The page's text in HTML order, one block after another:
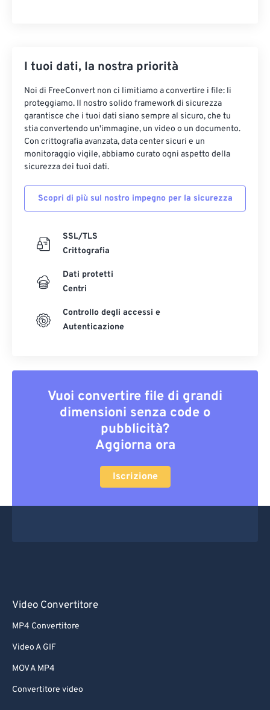
I tuoi dati, la nostra priorità
Noi di FreeConvert non ci limitiamo a convertire i file: li
proteggiamo. Il nostro solido framework di sicurezza
garantisce che i tuoi dati siano sempre al sicuro, che tu
stia convertendo un'immagine, un video o un documento.
Con crittografia avanzata, data center sicuri e un
monitoraggio vigile, abbiamo curato ogni aspetto della
sicurezza dei tuoi dati.
Scopri di più sul nostro impegno per la sicurezza
SSL/TLS
Crittografia
Dati protetti
Centri
Controllo degli accessi e
Autenticazione
Vuoi convertire file di grandi
dimensioni senza code o
pubblicità?
Aggiorna ora
Iscrizione
Video Convertitore
MP4 Convertitore
Video A GIF
MOV A MP4
Convertitore video